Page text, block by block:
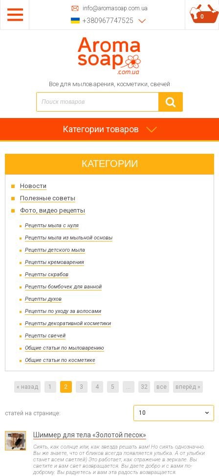
info@aromasoap.com.ua
+380967747525
Все для мыловарения, косметики, свечей
0
Категории товаров
КАТЕГОРИИ
Новости
Полезные советы
Фото, видео рецепты
Рецепты мыла с нуля
Рецепты мыла из мыльной основы
Рецепты детского мыла
Рецепты кремоварения
Рецепты скрабов
Рецепты бомбочек для ванной
Рецепты духов
Рецепты по уходу за волосами
Рецепты декоративной косметики
Рецепты свечей
Общие статьи по мыловарению
Общие статьи по косметике
« назад 1 2 3 4 5 ... 32 все вперёд »
статей на странице: 10
Шиммер для тела «Золотой песок»
Сиять, как солнце или, как звезда решать вам! Но сиять однозначно.
Вы же знаете, что от бликов всегда появляется улыбка. А от улыбки
станет всем светлей) Это работает, как отражение в зеркале. Вы
светите и вам свет возвращается. Вы даете добро и с вами по-
доброму. Вы радуетесь и вам эта радость возвращается.